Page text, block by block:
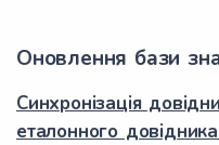
Оновлення бази
Синхронізація
еталонного